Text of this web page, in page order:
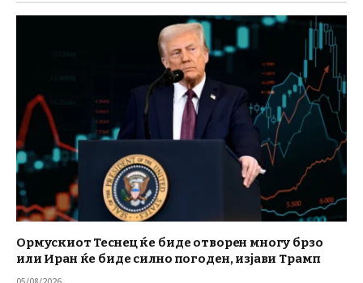
Ормускиот Теснец ќе биде отворен многу брзо
или Иран ќе биде силно погоден, изјави Трамп